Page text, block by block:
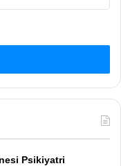
Psikiyatri